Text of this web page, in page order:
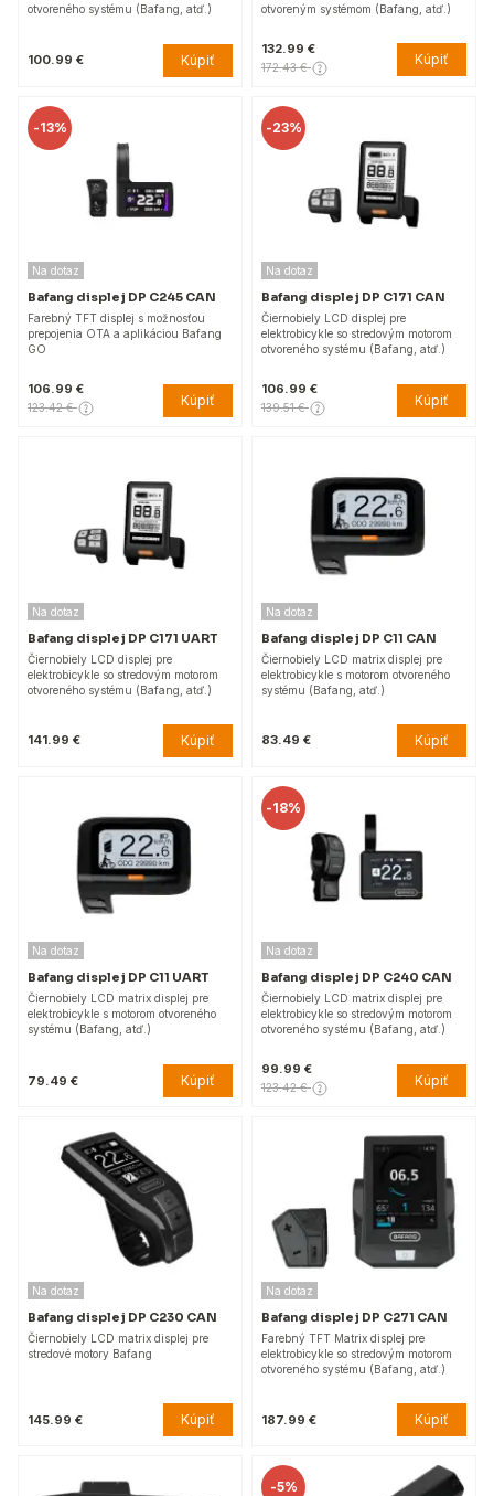
otvoreného systému (Bafang, atď.)
100.99 € Kúpiť
otvoreným systémom (Bafang, atď.)
132.99 €
172.43 € Kúpiť
-13%
Na dotaz
Bafang displej DP C245 CAN
Farebný TFT displej s možnosťou
prepojenia OTA a aplikáciou Bafang
GO
106.99 €
123.42 € Kúpiť
-23%
Na dotaz
Bafang displej DP C171 CAN
Čiernobiely LCD displej pre
elektrobicykle so stredovým motorom
otvoreného systému (Bafang, atď.)
106.99 €
139.51 € Kúpiť
Na dotaz
Bafang displej DP C171 UART
Čiernobiely LCD displej pre
elektrobicykle so stredovým motorom
otvoreného systému (Bafang, atď.)
141.99 € Kúpiť
Na dotaz
Bafang displej DP C11 CAN
Čiernobiely LCD matrix displej pre
elektrobicykle s motorom otvoreného
systému (Bafang, atď.)
83.49 € Kúpiť
Na dotaz
Bafang displej DP C11 UART
Čiernobiely LCD matrix displej pre
elektrobicykle s motorom otvoreného
systému (Bafang, atď.)
79.49 € Kúpiť
-18%
Na dotaz
Bafang displej DP C240 CAN
Čiernobiely LCD matrix displej pre
elektrobicykle so stredovým motorom
otvoreného systému (Bafang, atď.)
99.99 €
123.42 € Kúpiť
Na dotaz
Bafang displej DP C230 CAN
Čiernobiely LCD matrix displej pre
stredové motory Bafang
145.99 € Kúpiť
Na dotaz
Bafang displej DP C271 CAN
Farebný TFT Matrix displej pre
elektrobicykle so stredovým motorom
otvoreného systému (Bafang, atď.)
187.99 € Kúpiť
-5%